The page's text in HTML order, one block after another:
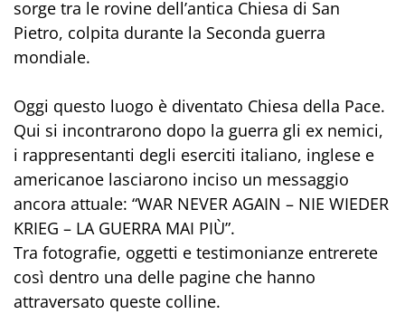
sorge tra le rovine dell’antica Chiesa di San
Pietro, colpita durante la Seconda guerra
mondiale.
Oggi questo luogo è diventato Chiesa della Pace.
Qui si incontrarono dopo la guerra gli ex nemici,
i rappresentanti degli eserciti italiano, inglese e
americanoe lasciarono inciso un messaggio
ancora attuale: “WAR NEVER AGAIN – NIE WIEDER
KRIEG – LA GUERRA MAI PIÙ”.
Tra fotografie, oggetti e testimonianze entrerete
così dentro una delle pagine che hanno
attraversato queste colline.